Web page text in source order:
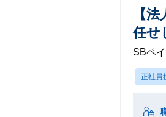
【
任せ
SBペ
正社員